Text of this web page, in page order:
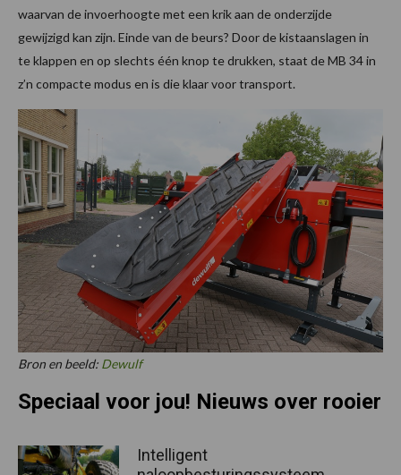
waarvan de invoerhoogte met een krik aan de onderzijde
gewijzigd kan zijn. Einde van de beurs? Door de kistaanslagen in
te klappen en op slechts één knop te drukken, staat de MB 34 in
z’n compacte modus en is die klaar voor transport.
Bron en beeld: Dewulf
Speciaal voor jou! Nieuws over rooier
Intelligent